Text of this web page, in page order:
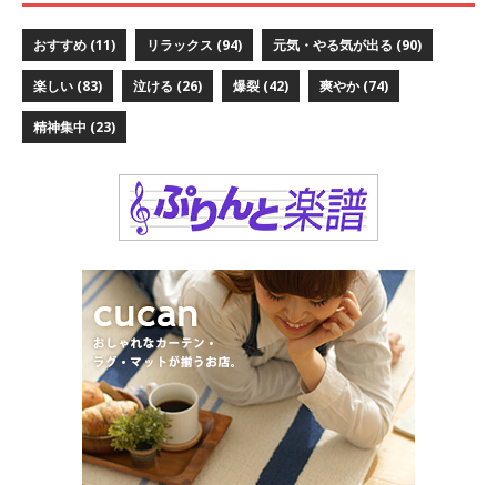
おすすめ (11) リラックス (94) 元気・やる気が出る (90)
楽しい (83) 泣ける (26) 爆裂 (42) 爽やか(74)
精神集中 (23)